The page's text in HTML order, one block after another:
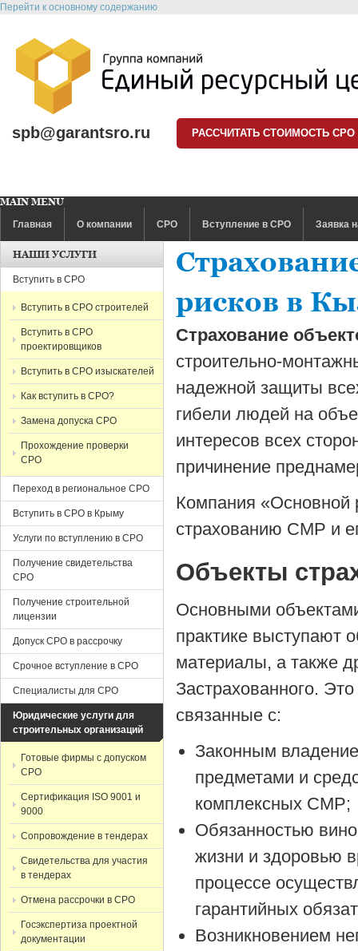
Перейти к основному содержанию
spb@garantsro.ru РАССЧИТАТЬ СТОИМОСТЬ СРО
MAIN MENU
Главная
О компании СРО Вступление в СРО Заявка
рисков в
Страхование
строительно-
надежной защиты
гибели людей на
интересов всех
причинение
Компания «Основной
страхованию СМР и
Объекты
Основными
практике выступают
материалы, а также
Застрахованного.
связанные с:
Законным
предметами и
комплексных СМР;
Обязанностью
жизни и здоровью
процессе
гарантийных
Возникновением
НАШИ УСЛУГИ
Вступить в СРО
Вступить в СРО строителей
Вступить в СРО
проектировщиков
Вступить в СРО изыскателей
Как вступить в СРО?
Замена допуска СРО
Прохождение проверки
СРО
Переход в региональное СРО
Вступить в СРО в Крыму
Услуги по вступлению в СРО
Получение свидетельства
СРО
Получение строительной
лицензии
Допуск СРО в рассрочку
Срочное вступление в СРО
Специалисты для СРО
Юридические услуги для
строительных организаций
Готовые фирмы с допуском
СРО
Сертификация ISO 9001 и
9000
Сопровождение в тендерах
Свидетельства для участия
в тендерах
Отмена рассрочки в СРО
Госэкспертиза проектной
документации